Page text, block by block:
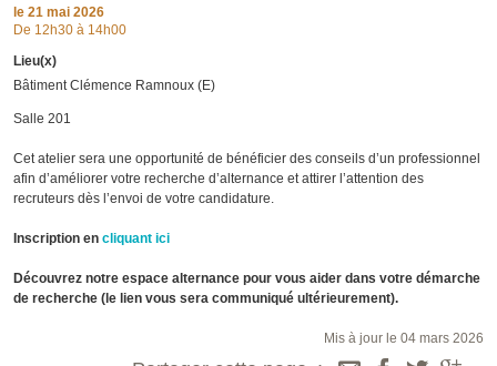
le 21 mai 2026
De 12h30 à 14h00
Lieu(x)
Bâtiment Clémence Ramnoux (E)
Salle 201
Cet atelier sera une opportunité de bénéficier des conseils d’un professionnel
afin d’améliorer votre recherche d’alternance et attirer l’attention des
recruteurs dès l’envoi de votre candidature.
Inscription en cliquant ici
Découvrez notre espace alternance pour vous aider dans votre démarche
de recherche (le lien vous sera communiqué ultérieurement).
Mis à jour le 04 mars 2026